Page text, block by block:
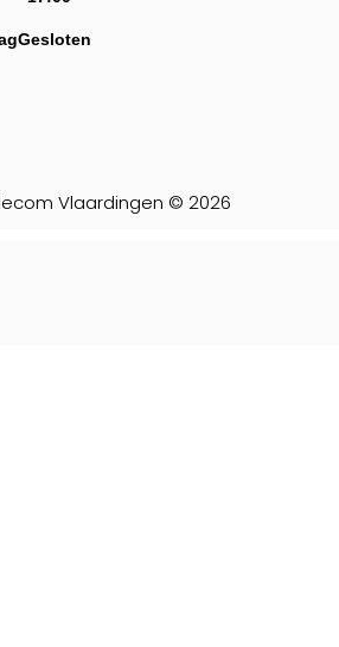
Gesloten
Vlaardingen © 2026